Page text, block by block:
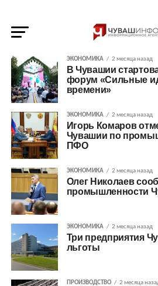
ЭКОНОМИКА 2 месяца назад
В Чувашии
форум «Сильные
времени»
ЭКОНОМИКА 2 месяца назад
Игорь Комаров
Чувашии по
ПФО
ЭКОНОМИКА 2 месяца назад
Олег Николаев
промышленности
ЭКОНОМИКА 2 месяца назад
Три предприятия
льготы
ПРОИЗВОДСТВО 2 месяца